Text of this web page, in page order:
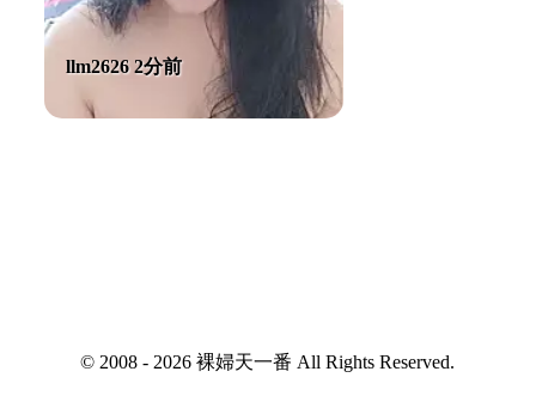
llm2626 2分前
© 2008 - 2026 裸婦天一番 All Rights Reserved.